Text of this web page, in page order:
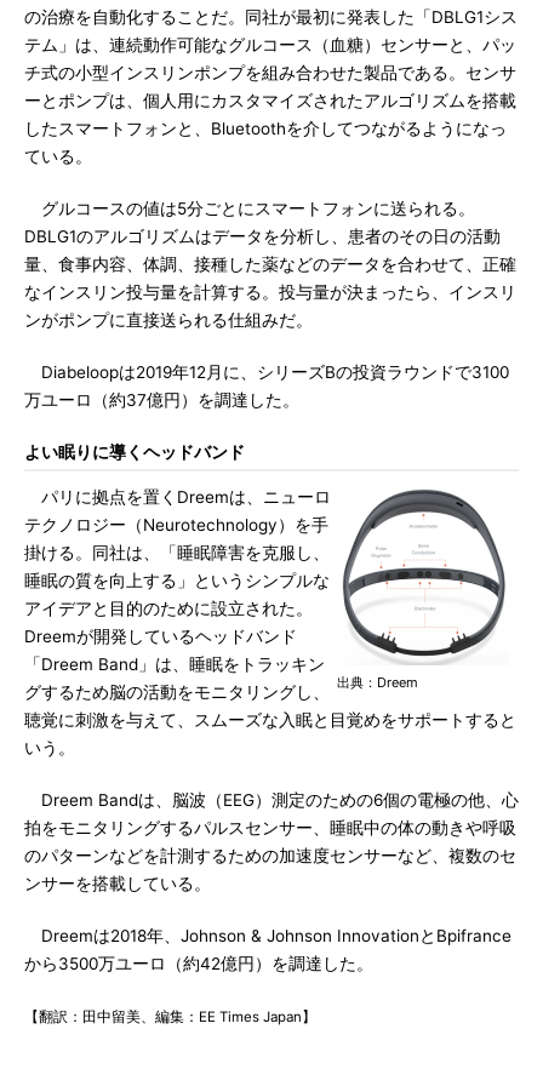
の治療を自動化することだ。同社が最初に発表した「DBLG1シス
テム」は、連続動作可能なグルコース（血糖）センサーと、パッ
チ式の小型インスリンポンプを組み合わせた製品である。センサ
ーとポンプは、個人用にカスタマイズされたアルゴリズムを搭載
したスマートフォンと、Bluetoothを介してつながるようになっ
ている。
グルコースの値は5分ごとにスマートフォンに送られる。
DBLG1のアルゴリズムはデータを分析し、患者のその日の活動
量、食事内容、体調、接種した薬などのデータを合わせて、正確
なインスリン投与量を計算する。投与量が決まったら、インスリ
ンがポンプに直接送られる仕組みだ。
Diabeloopは2019年12月に、シリーズBの投資ラウンドで3100
万ユーロ（約37億円）を調達した。
よい眠りに導くヘッドバンド
出典：Dreem
パリに拠点を置くDreemは、ニューロ
テクノロジー（Neurotechnology）を手
掛ける。同社は、「睡眠障害を克服し、
睡眠の質を向上する」というシンプルな
アイデアと目的のために設立された。
Dreemが開発しているヘッドバンド
「Dreem Band」は、睡眠をトラッキン
グするため脳の活動をモニタリングし、
聴覚に刺激を与えて、スムーズな入眠と目覚めをサポートすると
いう。
Dreem Bandは、脳波（EEG）測定のための6個の電極の他、心
拍をモニタリングするパルスセンサー、睡眠中の体の動きや呼吸
のパターンなどを計測するための加速度センサーなど、複数のセ
ンサーを搭載している。
Dreemは2018年、Johnson & Johnson InnovationとBpifrance
から3500万ユーロ（約42億円）を調達した。
【翻訳：田中留美、編集：EE Times Japan】